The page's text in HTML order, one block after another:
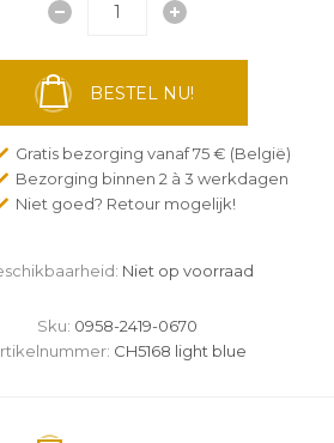
BESTEL NU!
Gratis bezorging vanaf 75 € (België)
Bezorging binnen 2 à 3 werkdagen
Niet goed? Retour mogelijk!
Niet op voorraad
Sku: 0958-2419-0670
CH5168 light blue